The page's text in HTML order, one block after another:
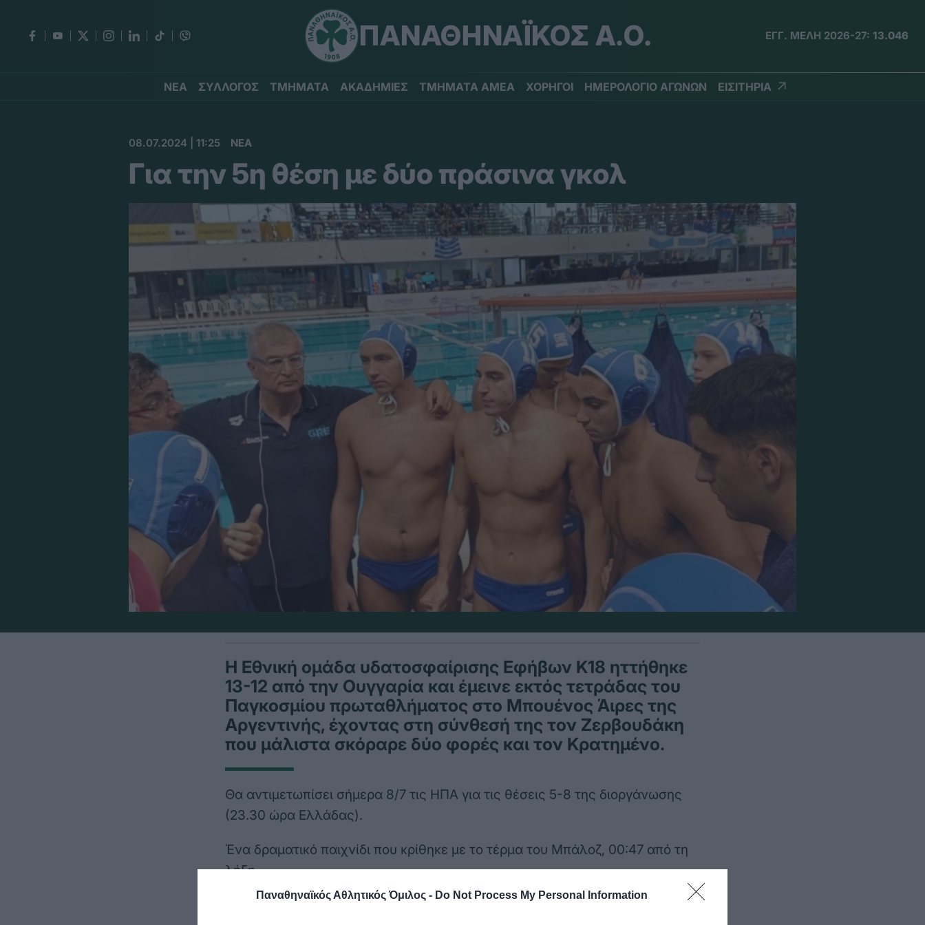
Παναθηναϊκός Αθλητικός Όμιλος - Do Not Process My Personal Information
ΠΑΝΑΘΗΝΑΪΚΟΣ Α.Ο. ΕΓΓ. ΜΕΛΗ 2026-27: 13.046
ΝΕΑ ΣΥΛΛΟΓΟΣ ΤΜΗΜΑΤΑ ΑΚΑΔΗΜΙΕΣ ΤΜΗΜΑΤΑ ΑΜΕΑ ΧΟΡΗΓΟΙ ΗΜΕΡΟΛΟΓΙΟ ΑΓΩΝΩΝ ΕΙΣΙΤΗΡΙΑ
08.07.2024 | 11:25 ΝΕΑ
Για την 5η θέση με δύο πράσινα γκολ
Η Εθνική ομάδα υδατοσφαίρισης Εφήβων Κ18 ηττήθηκε
13-12 από την Ουγγαρία και έμεινε εκτός τετράδας του
Παγκοσμίου πρωταθλήματος στο Μπουένος Άιρες της
Αργεντινής, έχοντας στη σύνθεσή της τον Ζερβουδάκη
που μάλιστα σκόραρε δύο φορές και τον Κρατημένο.
Θα αντιμετωπίσει σήμερα 8/7 τις ΗΠΑ για τις θέσεις 5-8 της διοργάνωσης
(23.30 ώρα Ελλάδας).
Ένα δραματικό παιχνίδι που κρίθηκε με το τέρμα του Μπάλοζ, 00:47 από τη
λήξη.
Η Ελλάδα προηγήθηκε στο ξεκίνημα, αλλά και στη πορεία του ντέρμπι με 8-